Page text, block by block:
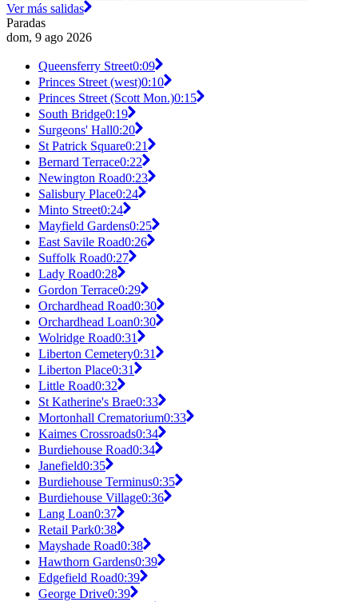
Ver más salidas
Paradas
dom, 9 ago 2026
Queensferry Street0:09
Princes Street (west)0:10
Princes Street (Scott Mon.)0:15
South Bridge0:19
Surgeons' Hall0:20
St Patrick Square0:21
Bernard Terrace0:22
Newington Road0:23
Salisbury Place0:24
Minto Street0:24
Mayfield Gardens0:25
East Savile Road0:26
Suffolk Road0:27
Lady Road0:28
Gordon Terrace0:29
Orchardhead Road0:30
Orchardhead Loan0:30
Wolridge Road0:31
Liberton Cemetery0:31
Liberton Place0:31
Little Road0:32
St Katherine's Brae0:33
Mortonhall Crematorium0:33
Kaimes Crossroads0:34
Burdiehouse Road0:34
Janefield0:35
Burdiehouse Terminus0:35
Burdiehouse Village0:36
Lang Loan0:37
Retail Park0:38
Mayshade Road0:38
Hawthorn Gardens0:39
Edgefield Road0:39
George Drive0:39